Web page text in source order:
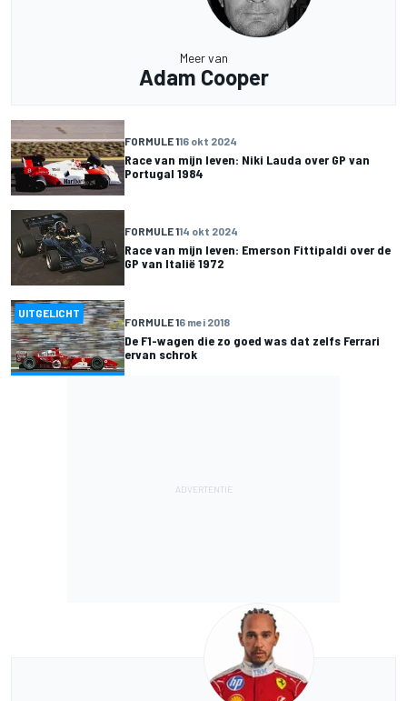
Meer van
Adam Cooper
FORMULE 116 okt 2024
Race van mijn leven: Niki Lauda over GP van
Portugal 1984
FORMULE 114 okt 2024
Race van mijn leven: Emerson Fittipaldi over de
GP van Italië 1972
UITGELICHT
FORMULE 16 mei 2018
De F1-wagen die zo goed was dat zelfs Ferrari
ervan schrok